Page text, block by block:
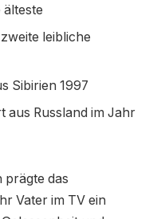
älteste
leibliche
Sibirien 1997
aus Russland im Jahr
prägte das
Vater im TV ein